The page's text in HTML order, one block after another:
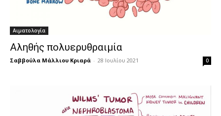
Αιματολογία
Αληθής πολυερυθραιμία
Σαββούλα Μάλλιου Κριαρά - 28 Ιουλίου 2021 0